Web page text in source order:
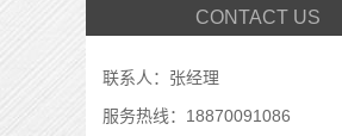
CONTACT US
联系人：张经理
服务热线：18870091086